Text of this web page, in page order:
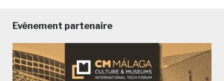
Evénement partenaire